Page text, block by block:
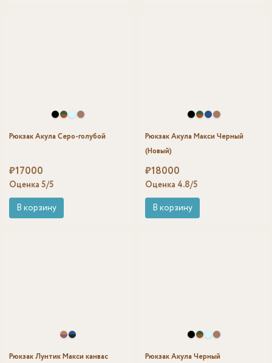
Рюкзак Акула Серо-голубой
₽17000
Оценка 5/5
В корзину
Рюкзак Акула Макси Черный
(Новый)
₽18000
Оценка 4.8/5
В корзину
Рюкзак Лунтик Макси канвас
Рюкзак Акула Черный